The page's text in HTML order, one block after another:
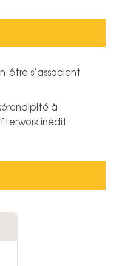
être s’associent
à
inédit